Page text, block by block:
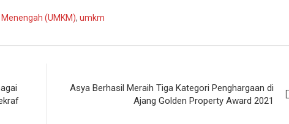
(UMKM), umkm
Asya Berhasil Meraih Tiga Kategori Penghargaan di
Ajang Golden Property Award 2021